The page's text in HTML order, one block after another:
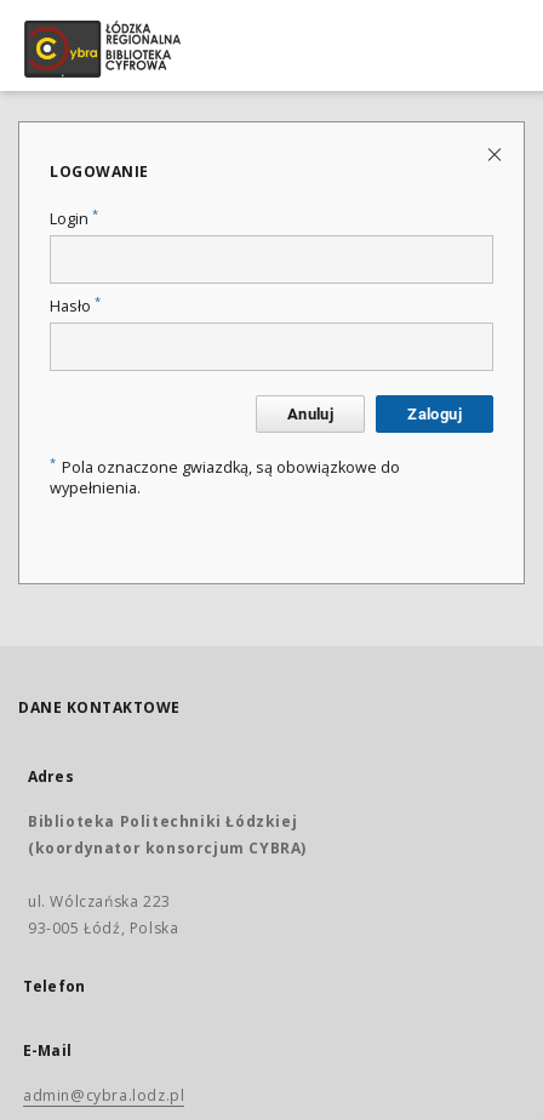
LOGOWANIE
Login *
Hasło *
Anuluj Zaloguj
* Pola oznaczone gwiazdką, są obowiązkowe do
wypełnienia.
DANE KONTAKTOWE
Adres
Biblioteka Politechniki Łódzkiej
(koordynator konsorcjum CYBRA)
ul. Wólczańska 223
93-005 Łódź, Polska
Telefon
E-Mail
admin@cybra.lodz.pl